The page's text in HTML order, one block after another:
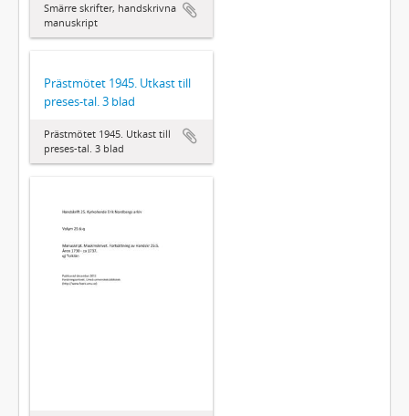
Smärre skrifter, handskrivna
manuskript
Prästmötet 1945. Utkast till
preses-tal. 3 blad
Prästmötet 1945. Utkast till
preses-tal. 3 blad